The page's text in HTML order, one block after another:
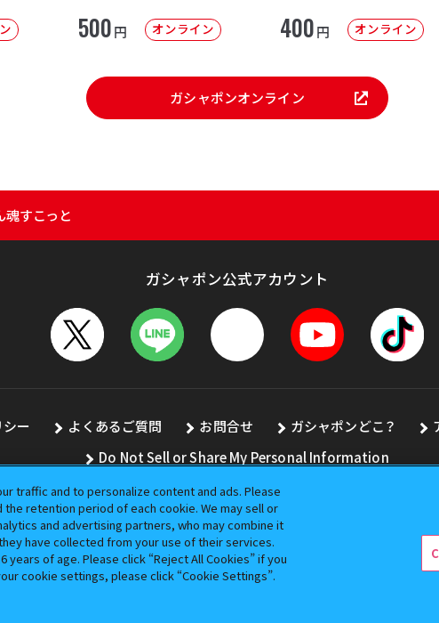
500円 オンライン 400円 オンライン
ガシャポンオンライン
すこっと
ガシャポン公式アカウント
ー よくあるご質問 お問合せ ガシャポンどこ？
Do Not Sell or Share My Personal Information
いる全ての画像、文章、データの無断転用、転載をお断りします。
会社バンダイの登録商標です。
traffic and to personalize content and ads. Please
retention period of each cookie. We may sell or
and advertising partners, who may combine it
have collected from your use of their services.
of age. Please click “Reject All Cookies” if you
cookie settings, please click “Cookie Settings”.